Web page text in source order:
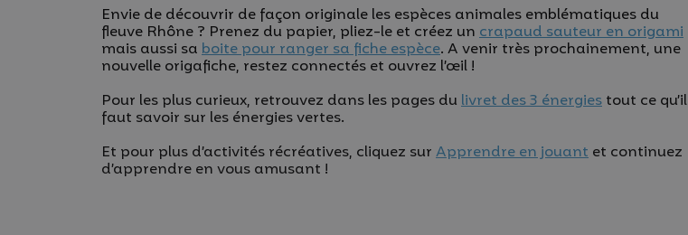
Envie de découvrir de façon originale les espèces animales emblématiques du
fleuve Rhône ? Prenez du papier, pliez-le et créez un crapaud sauteur en origami
mais aussi sa boite pour ranger sa fiche espèce. A venir très prochainement, une
nouvelle origafiche, restez connectés et ouvrez l’œil !
Pour les plus curieux, retrouvez dans les pages du livret des 3 énergies tout ce qu’il
faut savoir sur les énergies vertes.
Et pour plus d’activités récréatives, cliquez sur Apprendre en jouant et continuez
d’apprendre en vous amusant !